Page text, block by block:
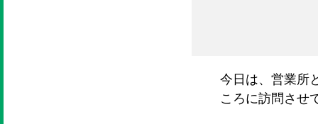
今日は、営業所
ころに訪問させ